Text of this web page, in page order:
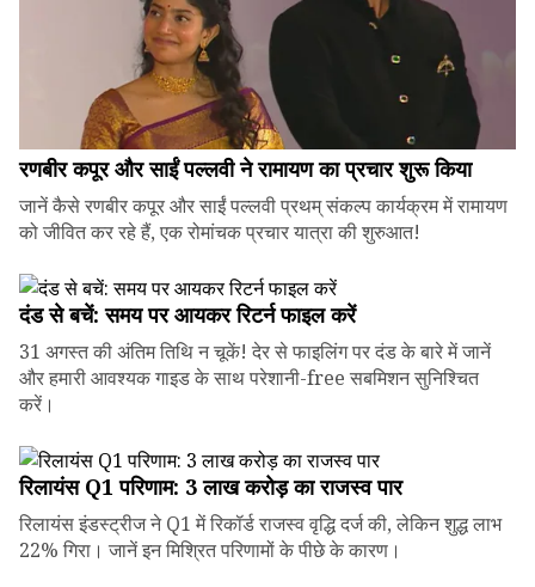
रणबीर कपूर और साईं पल्लवी ने रामायण का प्रचार शुरू किया
जानें कैसे रणबीर कपूर और साईं पल्लवी प्रथम् संकल्प कार्यक्रम में रामायण
को जीवित कर रहे हैं, एक रोमांचक प्रचार यात्रा की शुरुआत!
दंड से बचें: समय पर आयकर रिटर्न फाइल करें
31 अगस्त की अंतिम तिथि न चूकें! देर से फाइलिंग पर दंड के बारे में जानें
और हमारी आवश्यक गाइड के साथ परेशानी-free सबमिशन सुनिश्चित
करें।
रिलायंस Q1 परिणाम: ₹3 लाख करोड़ का राजस्व पार
रिलायंस इंडस्ट्रीज ने Q1 में रिकॉर्ड राजस्व वृद्धि दर्ज की, लेकिन शुद्ध लाभ
22% गिरा। जानें इन मिश्रित परिणामों के पीछे के कारण।